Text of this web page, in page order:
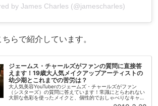
by James Charles (@jamescharles)
らで紹介しています。
ジェームス・チャールズがファンの質問に直接答
えます！19歳大人気メイクアップアーティストの
幼少期とこれまでの苦労は？
大人気美容YouTuberのジェームズ・チャールズがファン
（シスターズ）の質問に答えています！常識にとらわれない
大胆な色彩を使ったメイクと、個性的でおしゃべりなキャラ
クターで人気を博しています。大物美容YouTuberのジェフ